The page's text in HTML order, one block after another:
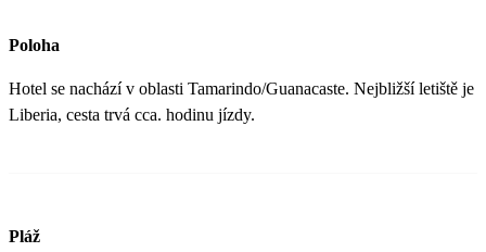
Poloha
Hotel se nachází v oblasti Tamarindo/Guanacaste. Nejbližší letiště je
Liberia, cesta trvá cca. hodinu jízdy.
Pláž